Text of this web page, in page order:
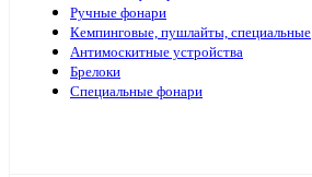
Ручные фонари
Кемпинговые, пушлайты, специальные
Антимоскитные устройства
Брелоки
Специальные фонари